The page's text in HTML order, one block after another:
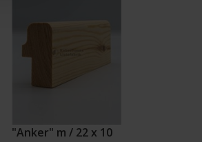
"Anker" m / 22 x 10